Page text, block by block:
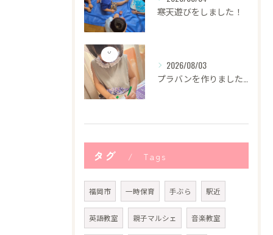
寒天遊びをしました！
2026/08/03
タグ Tags
福岡市 一時保育 手ぶら 駅近
英語教室 親子マルシェ 音楽教室